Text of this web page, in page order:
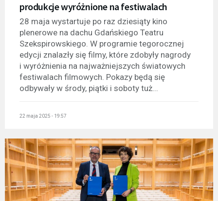
produkcje wyróżnione na festiwalach
28 maja wystartuje po raz dziesiąty kino
plenerowe na dachu Gdańskiego Teatru
Szekspirowskiego. W programie tegorocznej
edycji znalazły się filmy, które zdobyły nagrody
i wyróżnienia na najważniejszych światowych
festiwalach filmowych. Pokazy będą się
odbywały w środy, piątki i soboty tuż...
22 maja 2025 - 19:57